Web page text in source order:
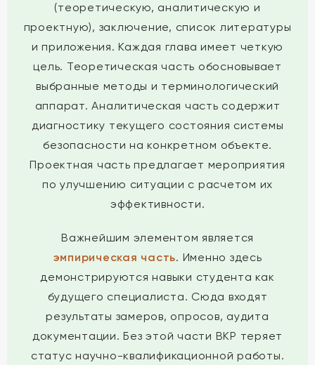
(теоретическую, аналитическую и
проектную), заключение, список литературы
и приложения. Каждая глава имеет четкую
цель. Теоретическая часть обосновывает
выбранные методы и терминологический
аппарат. Аналитическая часть содержит
диагностику текущего состояния системы
безопасности на конкретном объекте.
Проектная часть предлагает мероприятия
по улучшению ситуации с расчетом их
эффективности.
Важнейшим элементом является
эмпирическая часть. Именно здесь
демонстрируются навыки студента как
будущего специалиста. Сюда входят
результаты замеров, опросов, аудита
документации. Без этой части ВКР теряет
статус научно-квалификационной работы.